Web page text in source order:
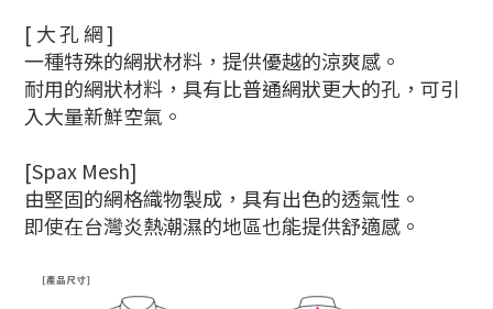
[大孔網]
一種特殊的網狀材料，提供優越的涼爽感。
耐用的網狀材料，具有比普通網狀更大的孔，可引
入大量新鮮空氣。
[Spax Mesh]
由堅固的網格織物製成，具有出色的透氣性。
即使在台灣炎熱潮濕的地區也能提供舒適感。